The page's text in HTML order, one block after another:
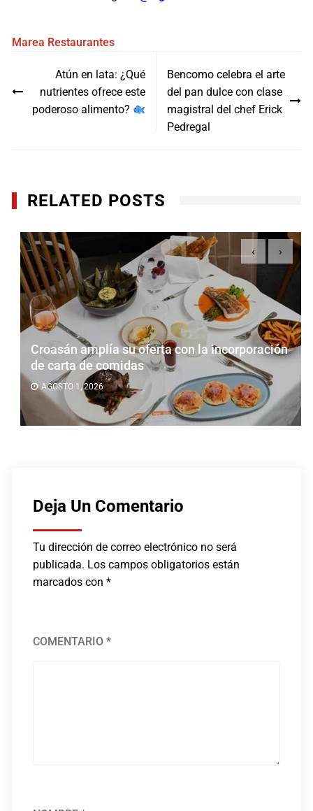
Marea Restaurantes
entradas
Atún en lata: ¿Qué
nutrientes ofrece este
poderoso alimento?
Bencomo celebra el arte
del pan dulce con clase
magistral del chef Erick
Pedregal
RELATED POSTS
Croasán amplía su oferta con la incorporación
de carta de comidas
AGOSTO 1, 2026
‹ ›
Deja Un Comentario
Tu dirección de correo electrónico no será
publicada. Los campos obligatorios están
marcados con*
COMENTARIO*